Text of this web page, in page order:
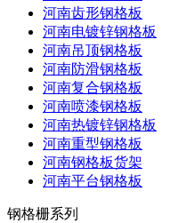
河南齿形钢格板
河南电镀锌钢格板
河南吊顶钢格板
河南防滑钢格板
河南复合钢格板
河南喷漆钢格板
河南热镀锌钢格板
河南重型钢格板
河南钢格板货架
河南平台钢格板
钢格栅系列